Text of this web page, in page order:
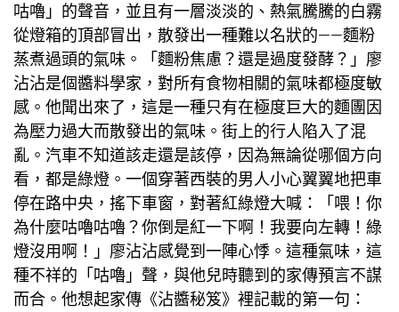
咕嚕」的聲音，並且有一層淡淡的、熱氣騰騰的白霧
從燈箱的頂部冒出，散發出一種難以名狀的——麵粉
蒸煮過頭的氣味。「麵粉焦慮？還是過度發酵？」廖
沾沾是個醬料學家，對所有食物相關的氣味都極度敏
感。他聞出來了，這是一種只有在極度巨大的麵團因
為壓力過大而散發出的氣味。街上的行人陷入了混
亂。汽車不知道該走還是該停，因為無論從哪個方向
看，都是綠燈。一個穿著西裝的男人小心翼翼地把車
停在路中央，搖下車窗，對著紅綠燈大喊：「喂！你
為什麼咕嚕咕嚕？你倒是紅一下啊！我要向左轉！綠
燈沒用啊！」廖沾沾感覺到一陣心悸。這種氣味，這
種不祥的「咕嚕」聲，與他兒時聽到的家傳預言不謀
而合。他想起家傳《沾醬秘笈》裡記載的第一句：